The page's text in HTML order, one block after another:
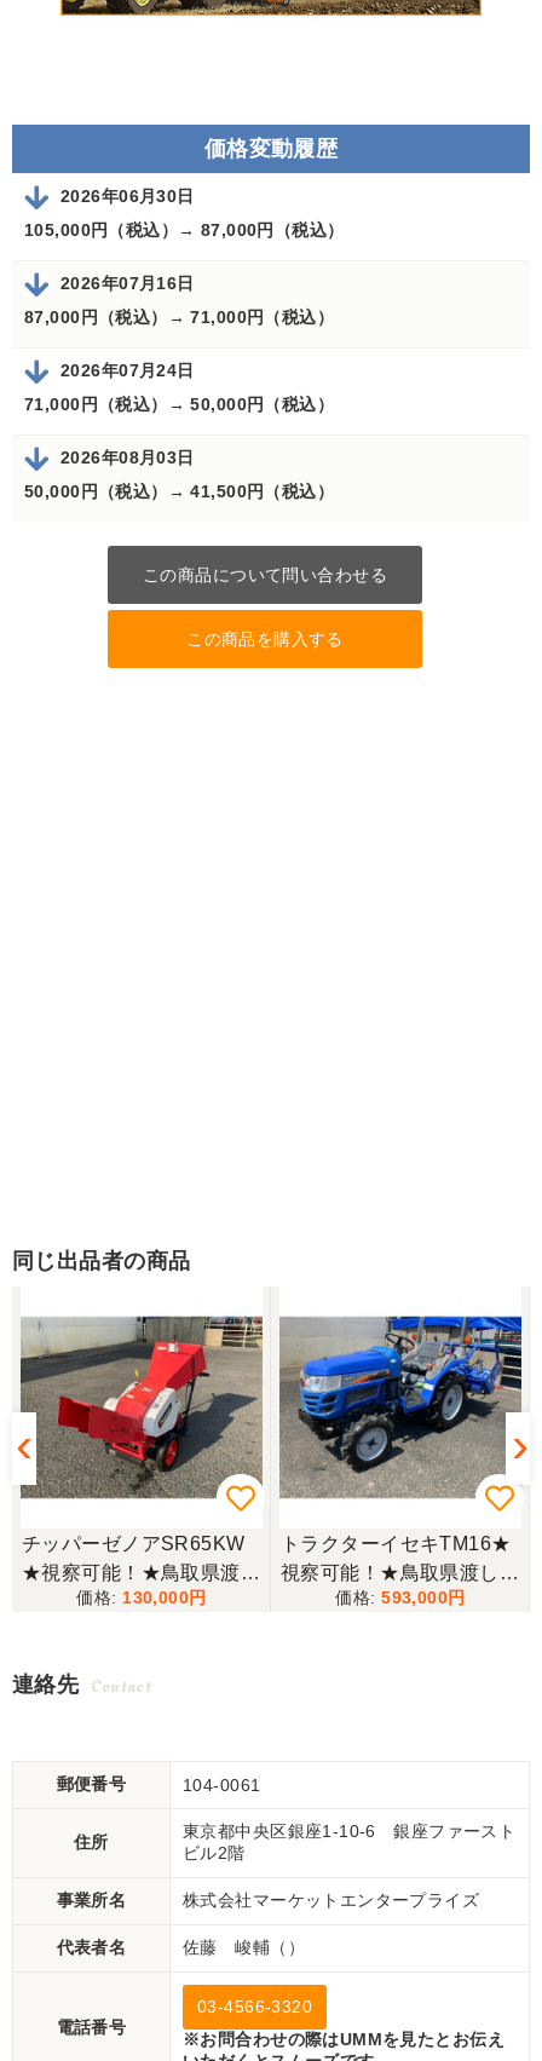
価格変動履歴
2026年06月30日
105,000円（税込）→ 87,000円（税込）
2026年07月16日
87,000円（税込）→ 71,000円（税込）
2026年07月24日
71,000円（税込）→ 50,000円（税込）
2026年08月03日
50,000円（税込）→ 41,500円（税込）
この商品について問い合わせる
この商品を購入する
同じ出品者の商品
チッパーゼノアSR65KW
★視察可能！★鳥取県渡し
ゼノア チッパー SR65KW
現状渡し【P11165139】
130,000
トラクターイセキTM16★
視察可能！★鳥取県渡し
イセキ トラクター TM16 1
593,000
連絡先 Contact
郵便番号 104-0061
住所
東京都中央区銀座1-10-6 銀座ファースト
ビル2階
事業所名 株式会社マーケットエンタープライズ
代表者名 佐藤 峻輔（）
電話番号
03-4566-3320
※お問合わせの際はUMMを見たとお伝え